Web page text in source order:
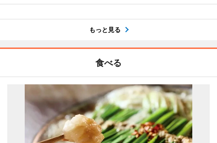
もっと見る
食べる